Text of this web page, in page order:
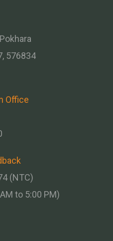
576834
Office
(NTC)
to 5:00 PM)